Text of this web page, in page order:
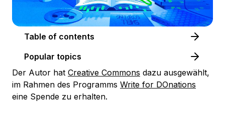
Table of contents
Popular topics
Der Autor hat Creative Commons dazu ausgewählt,
im Rahmen des Programms Write for DOnations
eine Spende zu erhalten.